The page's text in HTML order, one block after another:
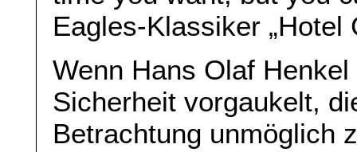
Eagles-Klassiker „Hotel
Wenn Hans Olaf
Sicherheit vorgaukelt,
Betrachtung unmöglich